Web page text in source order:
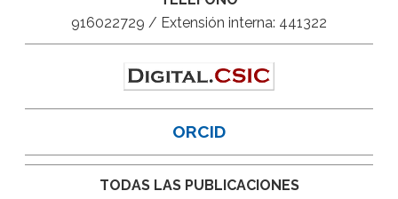
916022729 / Extensión interna: 441322
ORCID
TODAS LAS PUBLICACIONES